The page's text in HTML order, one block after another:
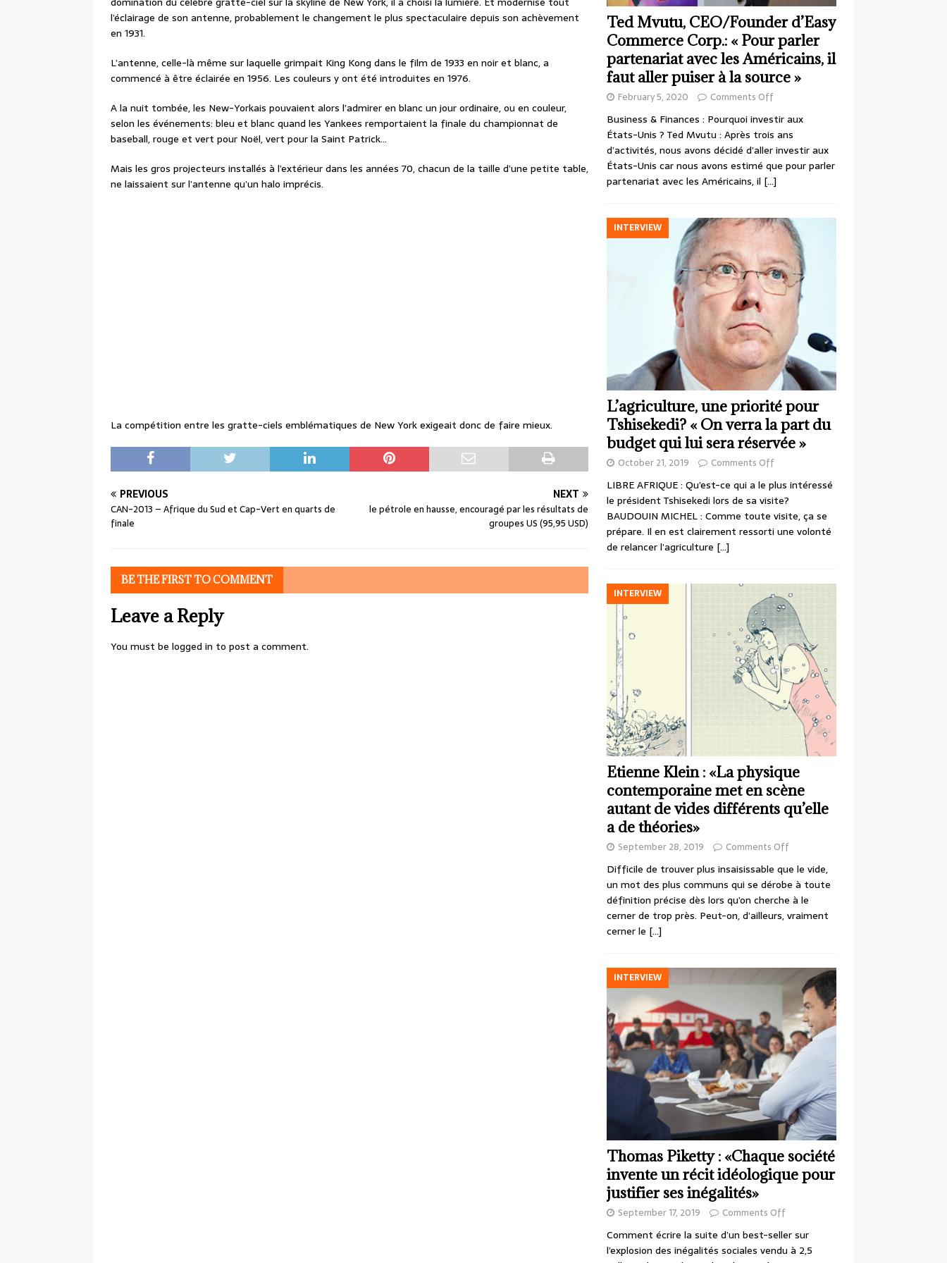
l’éclairage de son antenne, probablement le changement le plus spectaculaire depuis son achèvement
en 1931.
L’antenne, celle-là même sur laquelle grimpait King Kong dans le film de 1933 en noir et blanc, a
commencé à être éclairée en 1956. Les couleurs y ont été introduites en 1976.
A la nuit tombée, les New-Yorkais pouvaient alors l’admirer en blanc un jour ordinaire, ou en couleur,
selon les événements: bleu et blanc quand les Yankees remportaient la finale du championnat de
baseball, rouge et vert pour Noël, vert pour la Saint Patrick…
Mais les gros projecteurs installés à l’extérieur dans les années 70, chacun de la taille d’une petite table,
ne laissaient sur l’antenne qu’un halo imprécis.
La compétition entre les gratte-ciels emblématiques de New York exigeait donc de faire mieux.
PREVIOUS
CAN-2013 – Afrique du Sud et Cap-Vert en quarts de
finale
NEXT
le pétrole en hausse, encouragé par les résultats de
groupes US (95,95 USD)
BE THE FIRST TO COMMENT
Leave a Reply
You must be logged in to post a comment.
Ted Mvutu, CEO/Founder d’Easy
Commerce Corp.: « Pour parler
partenariat avec les Américains, il
faut aller puiser à la source »
February 5, 2020 Comments Off
Business & Finances : Pourquoi investir aux
États-Unis ? Ted Mvutu : Après trois ans
d’activités, nous avons décidé d’aller investir aux
États-Unis car nous avons estimé que pour parler
partenariat avec les Américains, il […]
INTERVIEW
L’agriculture, une priorité pour
Tshisekedi? « On verra la part du
budget qui lui sera réservée »
October 21, 2019 Comments Off
LIBRE AFRIQUE : Qu’est-ce qui a le plus intéressé
le président Tshisekedi lors de sa visite?
BAUDOUIN MICHEL : Comme toute visite, ça se
prépare. Il en est clairement ressorti une volonté
de relancer l’agriculture […]
INTERVIEW
Etienne Klein : «La physique
contemporaine met en scène
autant de vides différents qu’elle
a de théories»
September 28, 2019 Comments Off
Difficile de trouver plus insaisissable que le vide,
un mot des plus communs qui se dérobe à toute
définition précise dès lors qu’on cherche à le
cerner de trop près. Peut-on, d’ailleurs, vraiment
cerner le […]
INTERVIEW
Thomas Piketty : «Chaque société
invente un récit idéologique pour
justifier ses inégalités»
September 17, 2019 Comments Off
Comment écrire la suite d’un best-seller sur
l’explosion des inégalités sociales vendu à 2,5